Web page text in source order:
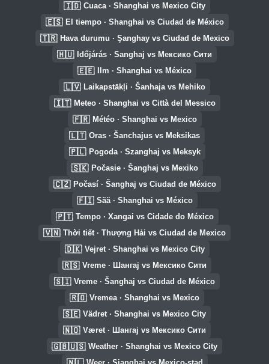
🇮🇩 Cuaca · Shanghai vs Mexico City
🇪🇸 El tiempo · Shanghai vs Ciudad de México
🇹🇷 Hava durumu · Şanghay vs Ciudad de Mexico
🇭🇺 Időjárás · Sanghaj vs Мексико Сити
🇪🇪 Ilm · Shanghai vs México
🇱🇻 Laikapstākļi · Šanhaja vs Mehiko
🇮🇹 Meteo · Shanghai vs Città del Messico
🇫🇷 Météo · Shanghai vs Mexico
🇱🇹 Oras · Šanchajus vs Meksikas
🇵🇱 Pogoda · Szanghaj vs Meksyk
🇸🇰 Počasie · Šanghaj vs Mexiko
🇨🇿 Počasí · Šanghaj vs Ciudad de México
🇫🇮 Sää · Shanghai vs México
🇵🇹 Tempo · Xangai vs Cidade do México
🇻🇳 Thời tiết · Thượng Hải vs Ciudad de Mexico
🇩🇰 Vejret · Shanghai vs Mexico City
🇷🇸 Vreme · Шангај vs Мексико Сити
🇸🇮 Vreme · Šanghaj vs Ciudad de México
🇷🇴 Vremea · Shanghai vs Mexico
🇸🇪 Vädret · Shanghai vs Mexico City
🇳🇴 Været · Шангај vs Мексико Сити
🇬🇧🇺🇸 Weather · Shanghai vs Mexico City